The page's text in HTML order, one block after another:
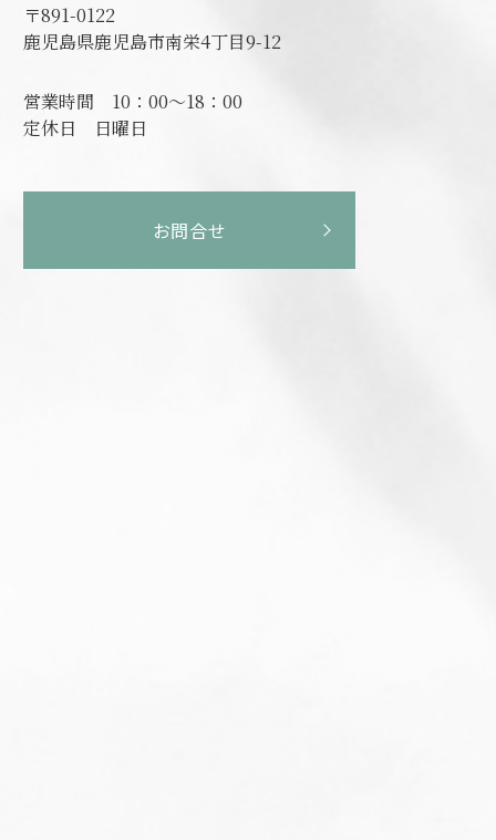
〒891-0122
鹿児島県鹿児島市南栄4丁目9-12
営業時間 10：00～18：00
定休日
日曜日
お問合せ